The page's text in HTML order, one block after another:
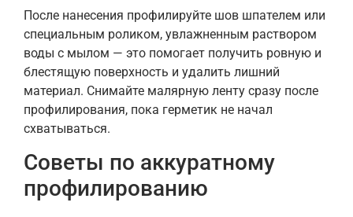
После нанесения профилируйте шов шпателем или
специальным роликом, увлажненным раствором
воды с мылом — это помогает получить ровную и
блестящую поверхность и удалить лишний
материал. Снимайте малярную ленту сразу после
профилирования, пока герметик не начал
схватываться.
Советы по аккуратному
профилированию